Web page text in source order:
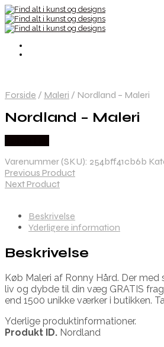
Forside / Maleri / Nordland – Maleri
Nordland – Maleri
Varenummer (SKU): 254bff41cb6b
Previous Product
Next Product
Beskrivelse
Yderligere information
Beskrivelse
Køb Maleri af Ronny Hård. Der med
liv og dybde til din væg GRATIS
end 1500 unikke værker i butikken.
Yderlige produktinformationer.
Produkt ID. Nordland